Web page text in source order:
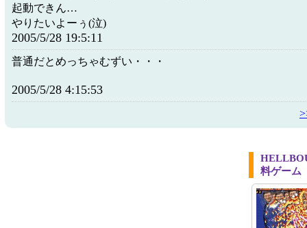
起動できん…
やりたいよーぅ(泣)
2005/5/28 19:5:11
普通だとめっちゃむずい・・・
2005/5/28 4:15:53
料ゲーム